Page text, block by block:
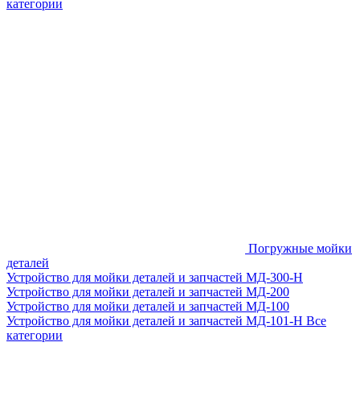
категории
Погружные мойки
деталей
Устройство для мойки деталей и запчастей МД-300-H
Устройство для мойки деталей и запчастей МД-200
Устройство для мойки деталей и запчастей МД-100
Устройство для мойки деталей и запчастей МД-101-Н Все
категории